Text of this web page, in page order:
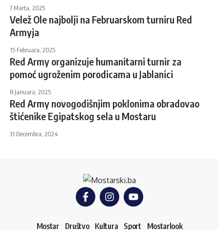
7 Marta, 2025
Velež Ole najbolji na Februarskom turniru Red
Armyja
15 Februara, 2025
Red Army organizuje humanitarni turnir za
pomoć ugroženim porodicama u Jablanici
8 Januara, 2025
Red Army novogodišnjim poklonima obradovao
štićenike Egipatskog sela u Mostaru
31 Decembra, 2024
Mostar Društvo Kultura Sport Mostarlook